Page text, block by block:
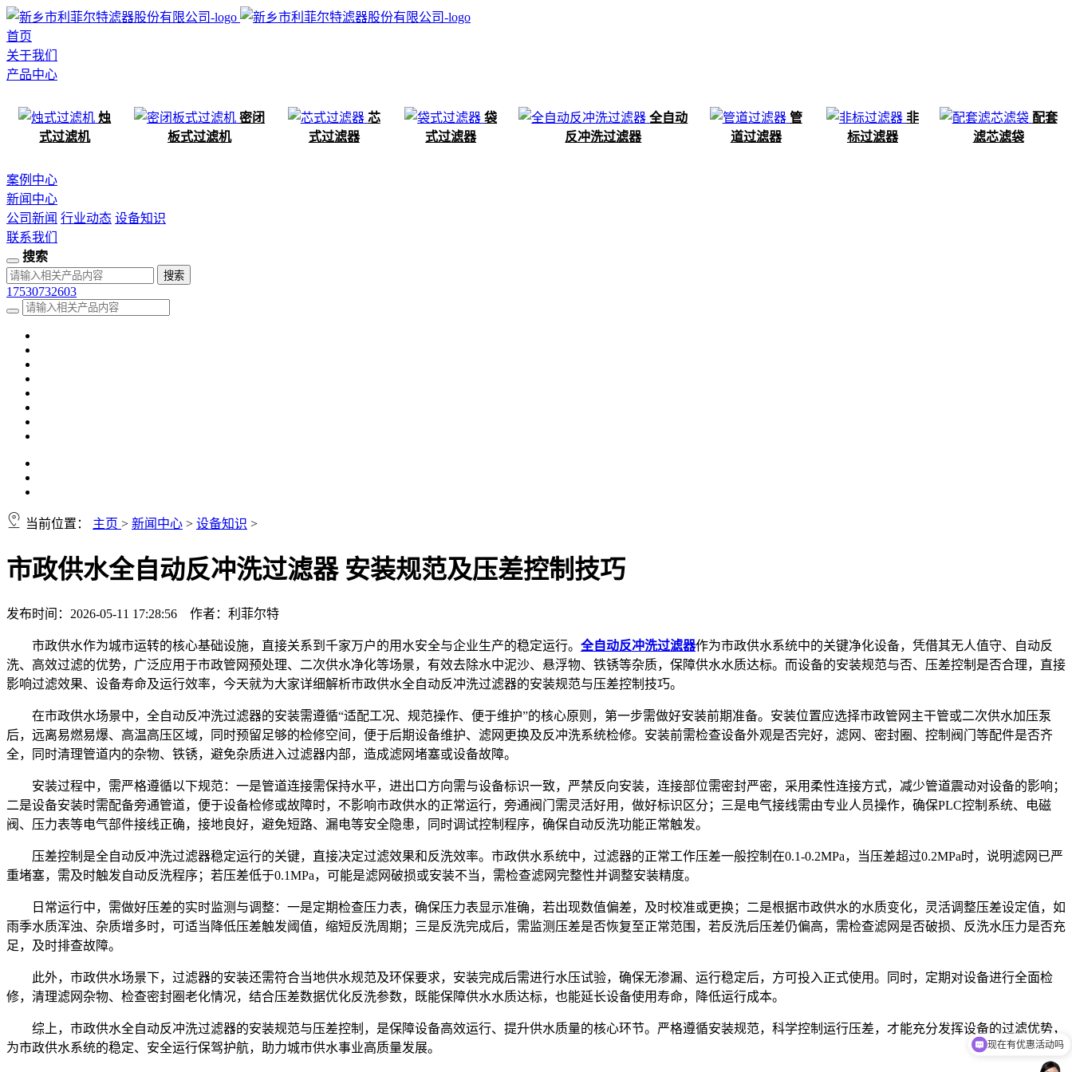
首页
关于我们
产品中心
烛
式过滤机
密闭
板式过滤机
芯
式过滤器
袋
式过滤器
全自动
反冲洗过滤器
管
道过滤器
非
标过滤器
配套
滤芯滤袋
案例中心
新闻中心
公司新闻 行业动态 设备知识
联系我们
搜索
17530732603
当前位置： 主页 > 新闻中心 > 设备知识 >
市政供水全自动反冲洗过滤器 安装规范及压差控制技巧
发布时间：2026-05-11 17:28:56 作者：利菲尔特
市政供水作为城市运转的核心基础设施，直接关系到千家万户的用水安全与企业生产的稳定运行。 全自动反冲洗过滤器作为市政供水系统中的关键净化设备，凭借其无人值守、自动反
洗、高效过滤的优势，广泛应用于市政管网预处理、二次供水净化等场景，有效去除水中泥沙、悬浮物、铁锈等杂质，保障供水水质达标。而设备的安装规范与否、压差控制是否合理，直接
影响过滤效果、设备寿命及运行效率，今天就为大家详细解析市政供水全自动反冲洗过滤器的安装规范与压差控制技巧。
在市政供水场景中，全自动反冲洗过滤器的安装需遵循“适配工况、规范操作、便于维护”的核心原则，第一步需做好安装前期准备。安装位置应选择市政管网主干管或二次供水加压泵
后，远离易燃易爆、高温高压区域，同时预留足够的检修空间，便于后期设备维护、滤网更换及反冲洗系统检修。安装前需检查设备外观是否完好，滤网、密封圈、控制阀门等配件是否齐
全，同时清理管道内的杂物、铁锈，避免杂质进入过滤器内部，造成滤网堵塞或设备故障。
安装过程中，需严格遵循以下规范：一是管道连接需保持水平，进出口方向需与设备标识一致，严禁反向安装，连接部位需密封严密，采用柔性连接方式，减少管道震动对设备的影响；
二是设备安装时需配备旁通管道，便于设备检修或故障时，不影响市政供水的正常运行，旁通阀门需灵活好用，做好标识区分；三是电气接线需由专业人员操作，确保PLC控制系统、电磁
阀、压力表等电气部件接线正确，接地良好，避免短路、漏电等安全隐患，同时调试控制程序，确保自动反洗功能正常触发。
压差控制是全自动反冲洗过滤器稳定运行的关键，直接决定过滤效果和反洗效率。市政供水系统中，过滤器的正常工作压差一般控制在0.1-0.2MPa，当压差超过0.2MPa时，说明滤网已严
重堵塞，需及时触发自动反洗程序；若压差低于0.1MPa，可能是滤网破损或安装不当，需检查滤网完整性并调整安装精度。
日常运行中，需做好压差的实时监测与调整：一是定期检查压力表，确保压力表显示准确，若出现数值偏差，及时校准或更换；二是根据市政供水的水质变化，灵活调整压差设定值，如
雨季水质浑浊、杂质增多时，可适当降低压差触发阈值，缩短反洗周期；三是反洗完成后，需监测压差是否恢复至正常范围，若反洗后压差仍偏高，需检查滤网是否破损、反洗水压力是否充
足，及时排查故障。
此外，市政供水场景下，过滤器的安装还需符合当地供水规范及环保要求，安装完成后需进行水压试验，确保无渗漏、运行稳定后，方可投入正式使用。同时，定期对设备进行全面检
修，清理滤网杂物、检查密封圈老化情况，结合压差数据优化反洗参数，既能保障供水水质达标，也能延长设备使用寿命，降低运行成本。
综上，市政供水全自动反冲洗过滤器的安装规范与压差控制，是保障设备高效运行、提升供水质量的核心环节。严格遵循安装规范，科学控制运行压差，才能充分发挥设备的过滤优势，
为市政供水系统的稳定、安全运行保驾护航，助力城市供水事业高质量发展。
现在有优惠活动吗